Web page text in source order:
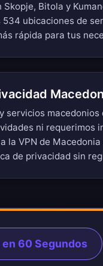
Bitola y
534 ubicaciones de
rápida para tus
servicios macedonios
ni requerimos
la VPN de
de privacidad sin
en 60 Segundos